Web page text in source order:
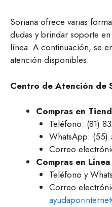
Soriana ofrece varias
dudas y brindar soporte
línea. A continuación, se
atención disponibles:
Centro de Atención de
Compras en
Teléfono: (81)
WhatsApp: (55)
Correo
Compras en Línea
Teléfono y
Correo